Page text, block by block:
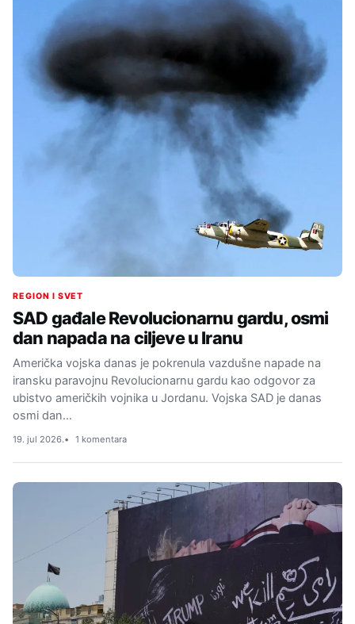
REGION I SVET
SAD gađale Revolucionarnu gardu, osmi
dan napada na ciljeve u Iranu
Američka vojska danas je pokrenula vazdušne napade na
iransku paravojnu Revolucionarnu gardu kao odgovor za
ubistvo američkih vojnika u Jordanu. Vojska SAD je danas
osmi dan…
19. jul 2026. 1 komentara